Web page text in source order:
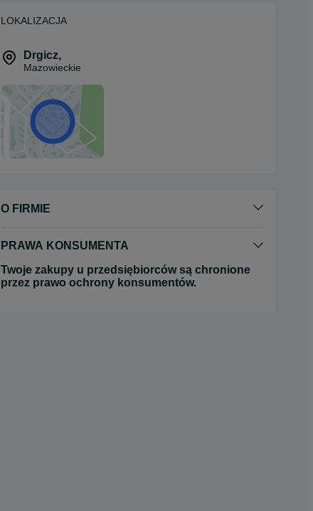
LOKALIZACJA
Drgicz,
Mazowieckie
O FIRMIE
PRAWA KONSUMENTA
Twoje zakupy u przedsiębiorców są chronione
przez prawo ochrony konsumentów.